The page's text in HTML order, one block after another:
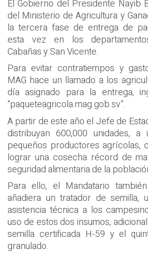
El Gobierno del Presidente Nayib
del Ministerio de Agricultura y
la tercera fase de entrega de
esta vez en los
Cabañas y San Vicente.
Para evitar contratiempos y
MAG hace un llamado a los
día asignado para la entrega,
“paqueteagricola.mag.gob.sv”.
A partir de este año el Jefe de
distribuyan 600,000 unidades,
pequeños productores agrícolas,
lograr una cosecha récord de
seguridad alimentaria de la
Para ello, el Mandatario
añadiera un tratador de semilla,
asistencia técnica a los
uso de estos dos insumos,
semilla certificada H-59 y el
granulado.